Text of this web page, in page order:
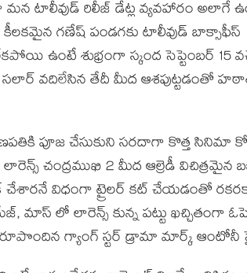
టాలీవుడ్ రిలీజ్ డేట్ల వ్యవహారం అలాగే
గణేష్ పండగకు టాలీవుడ్ బాక్సాఫీస్
ఉంటే శుభ్రంగా స్కంద సెప్టెంబర్ 15
వదిలేసిన తేదీ మీద ఆశపుట్టడంతో
పూజ చేసుకుని సరదాగా కొత్త సినిమా
లారెన్స్ చంద్రముఖి 2 మీద ఆల్రెడీ
చేశారనే విధంగా ట్రైలర్ కట్ చేయడంతో
మాస్ లో లారెన్స్ కున్న పట్టు
గ్యాంగ్ స్టర్ డ్రామా మార్క్